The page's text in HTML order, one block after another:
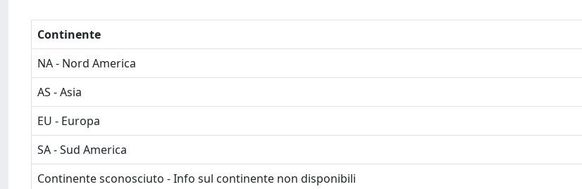
Continente
NA - Nord America
AS - Asia
EU - Europa
SA - Sud America
Continente sconosciuto - Info sul continente non disponibili